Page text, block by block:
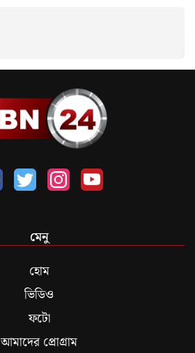
মেনু
হোম
ভিডিও
ফটো
আমাদের প্রোগ্রাম